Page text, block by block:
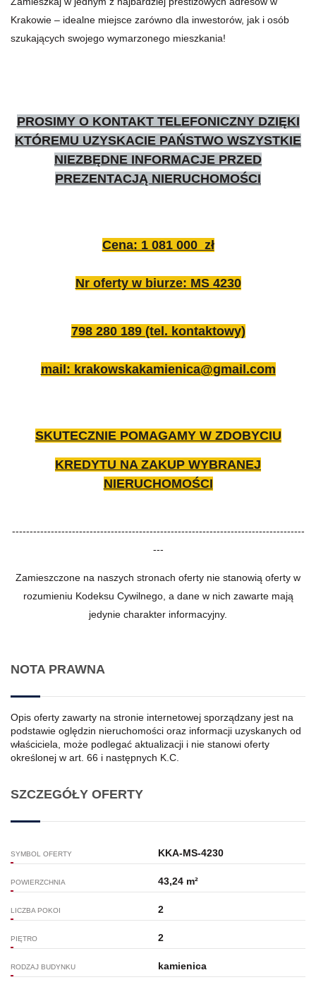
Krakowie – idealne miejsce zarówno dla inwestorów, jak i osób
szukających swojego wymarzonego mieszkania!
PROSIMY O KONTAKT TELEFONICZNY DZIĘKI
KTÓREMU UZYSKACIE PAŃSTWO WSZYSTKIE
NIEZBĘDNE INFORMACJE PRZED
PREZENTACJĄ NIERUCHOMOŚCI
Cena: 1 081 000 zł
Nr oferty w biurze: MS 4230
798 280 189 (tel. kontaktowy)
mail: krakowskakamienica@gmail.com
SKUTECZNIE POMAGAMY W ZDOBYCIU
KREDYTU NA ZAKUP WYBRANEJ
NIERUCHOMOŚCI
-----------------------------------------------------------------------------------
---
Zamieszczone na naszych stronach oferty nie stanowią oferty w
rozumieniu Kodeksu Cywilnego, a dane w nich zawarte mają
jedynie charakter informacyjny.
NOTA PRAWNA
Opis oferty zawarty na stronie internetowej sporządzany jest na
podstawie oględzin nieruchomości oraz informacji uzyskanych od
właściciela, może podlegać aktualizacji i nie stanowi oferty
określonej w art. 66 i następnych K.C.
SZCZEGÓŁY OFERTY
SYMBOL OFERTY KKA-MS-4230
POWIERZCHNIA 43,24 m²
LICZBA POKOI 2
PIĘTRO 2
RODZAJ BUDYNKU kamienica